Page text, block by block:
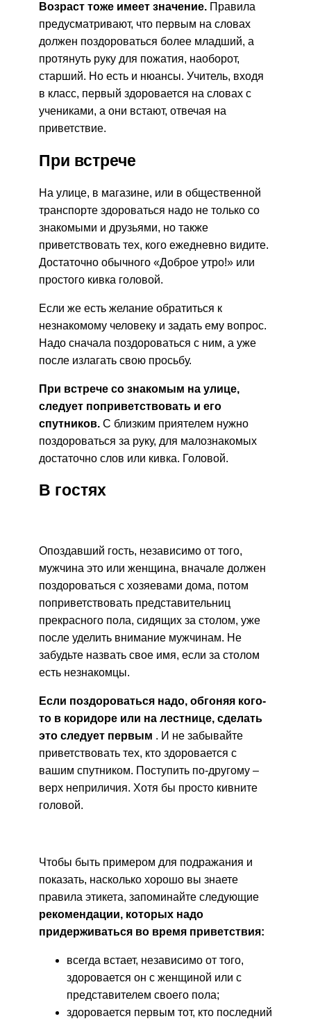
Возраст тоже имеет значение. Правила
предусматривают, что первым на словах
должен поздороваться более младший, а
протянуть руку для пожатия, наоборот,
старший. Но есть и нюансы. Учитель, входя
в класс, первый здоровается на словах с
учениками, а они встают, отвечая на
приветствие.
При встрече
На улице, в магазине, или в общественной
транспорте здороваться надо не только со
знакомыми и друзьями, но также
приветствовать тех, кого ежедневно видите.
Достаточно обычного «Доброе утро!» или
простого кивка головой.
Если же есть желание обратиться к
незнакомому человеку и задать ему вопрос.
Надо сначала поздороваться с ним, а уже
после излагать свою просьбу.
При встрече со знакомым на улице,
следует поприветствовать и его
спутников. С близким приятелем нужно
поздороваться за руку, для малознакомых
достаточно слов или кивка. Головой.
В гостях
Опоздавший гость, независимо от того,
мужчина это или женщина, вначале должен
поздороваться с хозяевами дома, потом
поприветствовать представительниц
прекрасного пола, сидящих за столом, уже
после уделить внимание мужчинам. Не
забудьте назвать свое имя, если за столом
есть незнакомцы.
Если поздороваться надо, обгоняя кого-
то в коридоре или на лестнице, сделать
это следует первым . И не забывайте
приветствовать тех, кто здоровается с
вашим спутником. Поступить по-другому –
верх неприличия. Хотя бы просто кивните
головой.
Чтобы быть примером для подражания и
показать, насколько хорошо вы знаете
правила этикета, запоминайте следующие
рекомендации, которых надо
придерживаться во время приветствия:
всегда встает, независимо от того,
здоровается он с женщиной или с
представителем своего пола;
здоровается первым тот, кто последний